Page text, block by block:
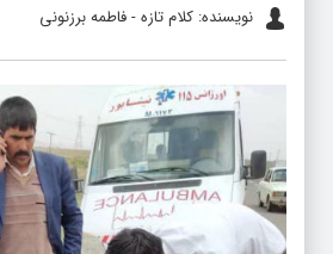
نویسنده: کلام تازه - فاطمه برزنونی